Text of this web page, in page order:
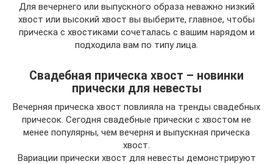
Для вечернего или выпускного образа неважно низкий
хвост или высокий хвост вы выберите, главное, чтобы
прическа с хвостиками сочеталась с вашим нарядом и
подходила вам по типу лица.
Свадебная прическа хвост – новинки
прически для невесты
Вечерняя прическа хвост повлияла на тренды свадебных
причесок. Сегодня свадебные прически с хвостом не
менее популярны, чем вечерня и выпускная прическа
хвост.
Вариации прически хвост для невесты демонстрируют